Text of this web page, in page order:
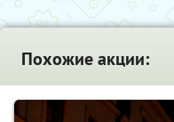
Похожие акции: